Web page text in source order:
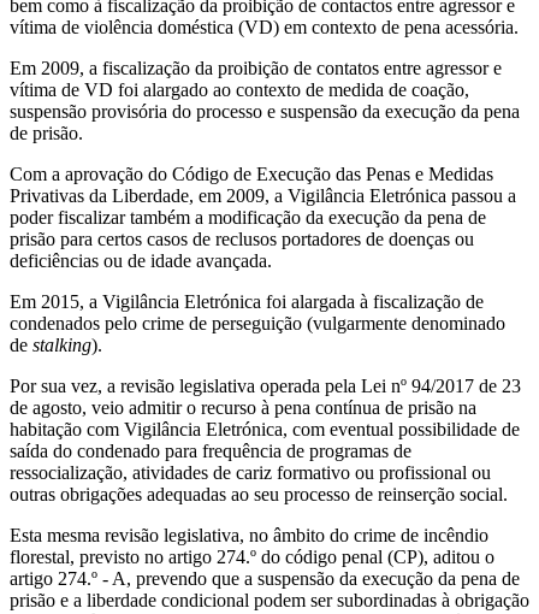
bem como à fiscalização da proibição de contactos entre agressor e
vítima de violência doméstica (VD) em contexto de pena acessória.
Em 2009, a fiscalização da proibição de contatos entre agressor e
vítima de VD foi alargado ao contexto de medida de coação,
suspensão provisória do processo e suspensão da execução da pena
de prisão.
Com a aprovação do Código de Execução das Penas e Medidas
Privativas da Liberdade, em 2009, a Vigilância Eletrónica passou a
poder fiscalizar também a modificação da execução da pena de
prisão para certos casos de reclusos portadores de doenças ou
deficiências ou de idade avançada.
Em 2015, a Vigilância Eletrónica foi alargada à fiscalização de
condenados pelo crime de perseguição (vulgarmente denominado
de stalking).
Por sua vez, a revisão legislativa operada pela Lei nº 94/2017 de 23
de agosto, veio admitir o recurso à pena contínua de prisão na
habitação com Vigilância Eletrónica, com eventual possibilidade de
saída do condenado para frequência de programas de
ressocialização, atividades de cariz formativo ou profissional ou
outras obrigações adequadas ao seu processo de reinserção social.
Esta mesma revisão legislativa, no âmbito do crime de incêndio
florestal, previsto no artigo 274.º do código penal (CP), aditou o
artigo 274.º - A, prevendo que a suspensão da execução da pena de
prisão e a liberdade condicional podem ser subordinadas à obrigação